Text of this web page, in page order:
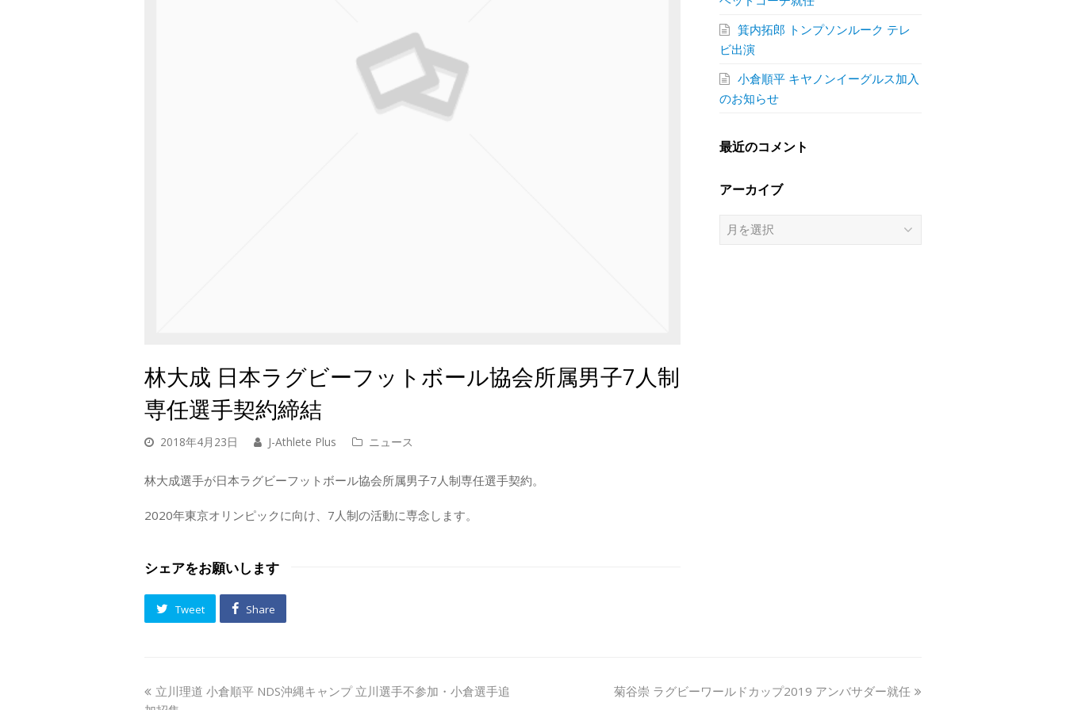
林大成 日本ラグビーフットボール協会所属男子7人制
専任選手契約締結
2018年4月23日 J-Athlete Plus ニュース
林大成選手が日本ラグビーフットボール協会所属男子7人制専任選手契約。
2020年東京オリンピックに向け、7人制の活動に専念します。
シェアをお願いします
Tweet Share
箕内拓郎 トンプソンルーク テレ
ビ出演
小倉順平 キヤノンイーグルス加入
のお知らせ
最近のコメント
アーカイブ
ア
previous
立川理道 小倉順平 NDS沖縄キャンプ 立川選手不参加・小倉選手追
next
菊谷崇 ラグビーワールドカップ2019 アンバサダー就任